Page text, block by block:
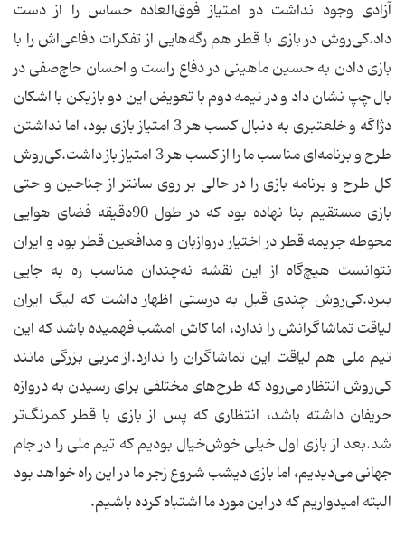
آزادی وجود نداشت دو امتیاز فوق‌العاده حساس را از دست
داد.كی‌روش در بازی با قطر هم رگه‌هایی از تفكرات دفاعی‌اش را با
بازی دادن به حسین ماهینی در دفاع راست و احسان حاج‌صفی در
بال چپ نشان داد و در نیمه دوم با تعویض این دو بازیكن با اشكان
دژاگه و خلعتبری به دنبال كسب هر 3 امتیاز بازی بود، اما نداشتن
طرح و برنامه‌ای مناسب ما را از كسب هر 3 امتیاز باز داشت.كی‌روش
كل طرح و برنامه بازی را در حالی بر روی سانتر از جناحین و حتی
بازی مستقیم بنا نهاده بود كه در طول 90دقیقه فضای هوایی
محوطه جریمه قطر در اختیار دروازبان و مدافعین قطر بود و ایران
نتوانست هیچ‌گاه از این نقشه نه‌چندان مناسب ره به جایی
ببرد.كی‌روش چندی قبل به درستی اظهار داشت كه لیگ ایران
لیاقت تماشاگرانش را ندارد، اما كاش امشب فهمیده باشد كه این
تیم ملی هم لیاقت این تماشاگران را ندارد.از مربی بزرگی مانند
كی‌روش انتظار می‌رود كه طرح‌های مختلفی برای رسیدن به دروازه
حریفان داشته باشد، انتظاری كه پس از بازی با قطر كمرنگ‌تر
شد.بعد از بازی اول خیلی خوش‌خیال بودیم كه تیم ملی را در جام
جهانی می‌دیدیم، اما بازی دیشب شروع زجر ما در این راه خواهد بود
البته امیدواریم که در این مورد ما اشتباه کرده باشیم.